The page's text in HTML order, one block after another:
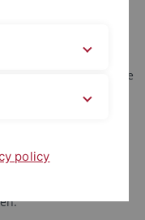
ab
Seminare
werden, so dass
verfolgt werden. Diese
Diskussionen
an.
bieten die
Werkeinführungen
policy